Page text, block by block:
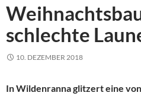
schlechte
10. DEZEMBER 2018
In Wildenranna glitzert eine